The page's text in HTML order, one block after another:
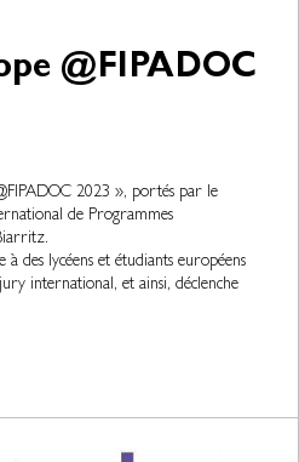
@FIPADOC
2023 », portés par le
de Programmes
des lycéens et étudiants européens
international, et ainsi, déclenche